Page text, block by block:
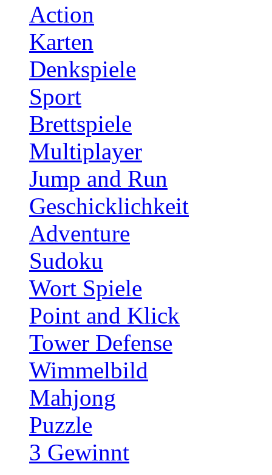
Action
Karten
Denkspiele
Sport
Brettspiele
Multiplayer
Jump and Run
Geschicklichkeit
Adventure
Sudoku
Wort Spiele
Point and Klick
Tower Defense
Wimmelbild
Mahjong
Puzzle
3 Gewinnt